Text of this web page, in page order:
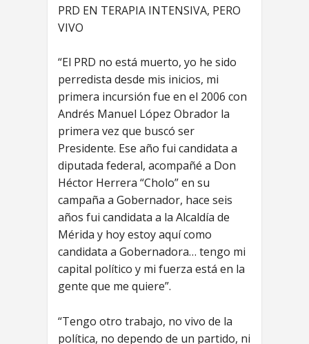
PRD EN TERAPIA INTENSIVA, PERO
VIVO
“El PRD no está muerto, yo he sido
perredista desde mis inicios, mi
primera incursión fue en el 2006 con
Andrés Manuel López Obrador la
primera vez que buscó ser
Presidente. Ese año fui candidata a
diputada federal, acompañé a Don
Héctor Herrera “Cholo” en su
campaña a Gobernador, hace seis
años fui candidata a la Alcaldía de
Mérida y hoy estoy aquí como
candidata a Gobernadora… tengo mi
capital político y mi fuerza está en la
gente que me quiere”.
“Tengo otro trabajo, no vivo de la
política, no dependo de un partido, ni